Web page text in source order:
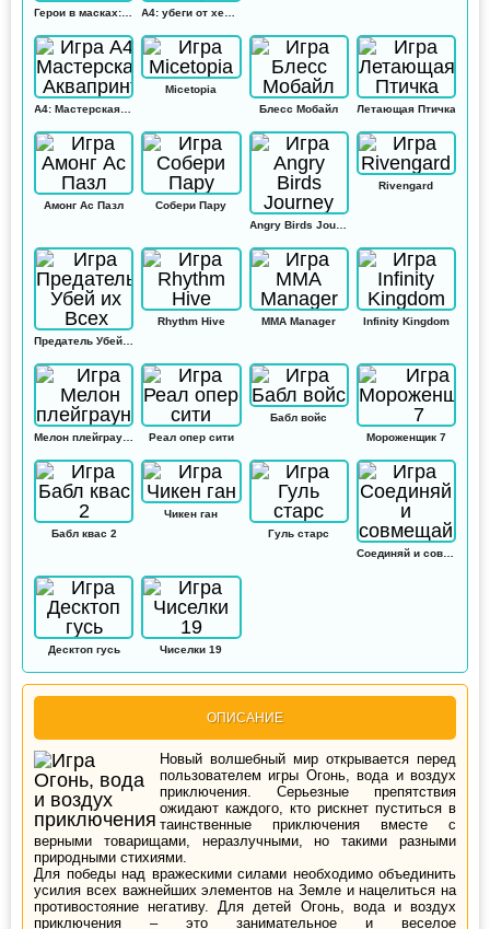
ОПИСАНИЕ
Новый волшебный мир открывается перед
пользователем игры Огонь, вода и воздух
приключения. Серьезные препятствия
ожидают каждого, кто рискнет пуститься в
таинственные приключения вместе с
верными товарищами, неразлучными, но такими разными
природными стихиями.
Для победы над вражескими силами необходимо объединить
усилия всех важнейших элементов на Земле и нацелиться на
противостояние негативу. Для детей Огонь, вода и воздух
приключения – это занимательное и веселое
Micetopia
Блесс Мобайл
Летающая Птичка
Амонг Ас Пазл
Собери Пару
Angry Birds Journey
Rivengard
Rhythm Hive MMA Manager Infinity Kingdom
Реал опер сити
Бабл войс
Мороженщик 7
Бабл квас 2
Чикен ган
Гуль старс
Соединяй и совмещай
Десктоп гусь Чиселки 19